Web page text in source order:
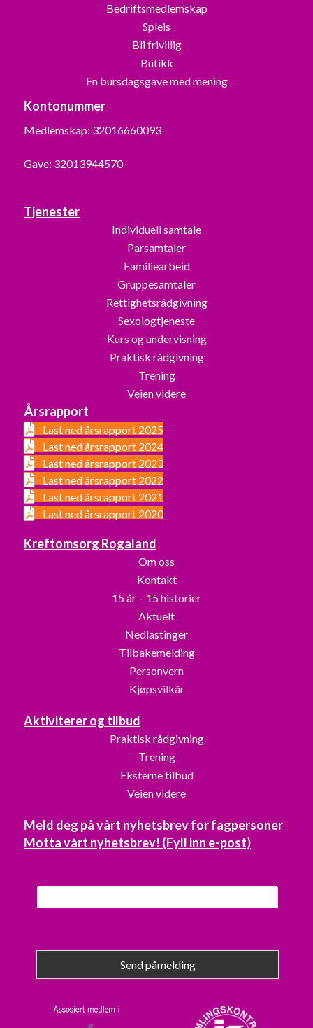
Bedriftsmedlemskap
Spleis
Bli frivillig
Butikk
En bursdagsgave med mening
Kontonummer
Medlemskap: 32016660093
Gave: 32013944570
Tjenester
Individuell samtale
Parsamtaler
Familiearbeid
Gruppesamtaler
Rettighetsrådgivning
Sexologtjeneste
Kurs og undervisning
Praktisk rådgivning
Trening
Veien videre
Årsrapport
Last ned årsrapport 2025
Last ned årsrapport 2024
Last ned årsrapport 2023
Last ned årsrapport 2022
Last ned årsrapport 2021
Last ned årsrapport 2020
Kreftomsorg Rogaland
Om oss
Kontakt
15 år – 15 historier
Aktuelt
Nedlastinger
Tilbakemelding
Personvern
Kjøpsvilkår
Aktiviterer og tilbud
Praktisk rådgivning
Trening
Eksterne tilbud
Veien videre
Meld deg på vårt nyhetsbrev for fagpersoner
Motta vårt nyhetsbrev! (Fyll inn e-post)
Send påmelding